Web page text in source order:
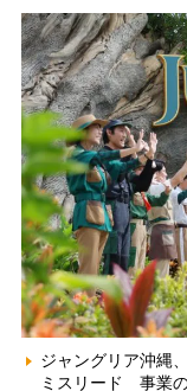
ジャングリア沖縄
ミスリード 事業